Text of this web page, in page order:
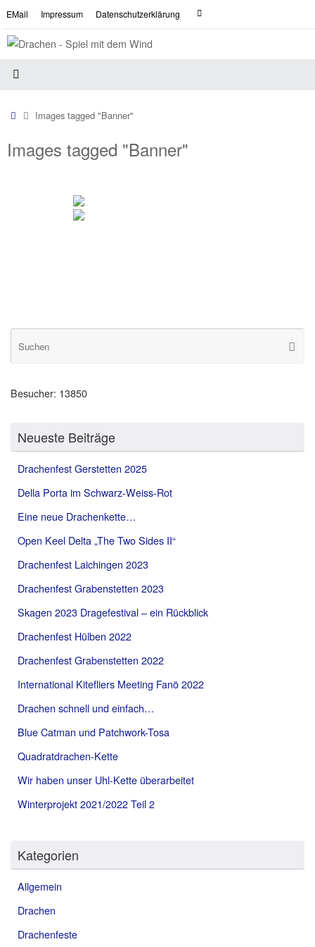
springen
EMail Impressum Datenschutzerklärung Suchen
StartImages tagged "Banner"
Images tagged "Banner"
Besucher: 13850
Neueste Beiträge
Drachenfest Gerstetten 2025
Della Porta im Schwarz-Weiss-Rot
Eine neue Drachenkette…
Open Keel Delta „The Two Sides II“
Drachenfest Laichingen 2023
Drachenfest Grabenstetten 2023
Skagen 2023 Dragefestival – ein Rückblick
Drachenfest Hülben 2022
Drachenfest Grabenstetten 2022
International Kitefliers Meeting Fanö 2022
Drachen schnell und einfach…
Blue Catman und Patchwork-Tosa
Quadratdrachen-Kette
Wir haben unser Uhl-Kette überarbeitet
Winterprojekt 2021/2022 Teil 2
Kategorien
Allgemein
Drachen
Drachenfeste